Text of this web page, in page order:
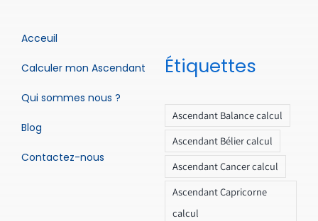
Acceuil
Calculer mon Ascendant
Qui sommes nous ?
Blog
Contactez-nous
Étiquettes
Ascendant Balance calcul
Ascendant Bélier calcul
Ascendant Cancer calcul
Ascendant Capricorne
calcul